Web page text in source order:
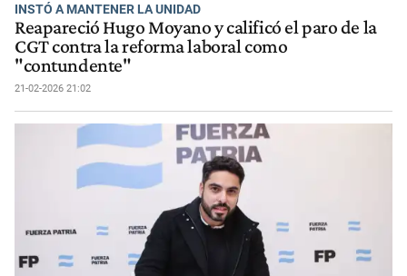
INSTÓ A MANTENER LA UNIDAD
Reapareció Hugo Moyano y calificó el paro de la
CGT contra la reforma laboral como
"contundente"
21-02-2026 21:02